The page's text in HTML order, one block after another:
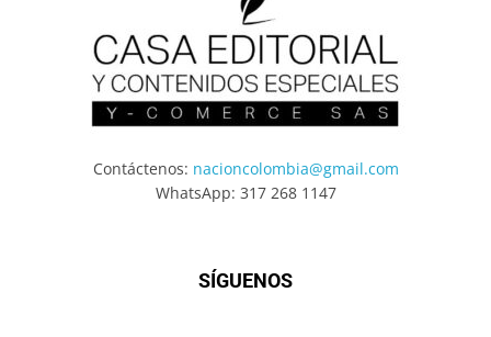
Contáctenos: nacioncolombia@gmail.com
WhatsApp: 317 268 1147
SÍGUENOS